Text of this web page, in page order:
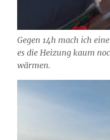
Gegen 14h mach ich
es die Heizung kaum
wärmen.